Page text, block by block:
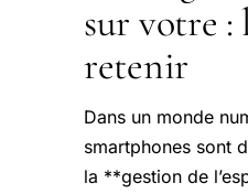
sur votre :
retenir
Dans un monde
smartphones sont
la **gestion de